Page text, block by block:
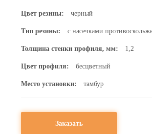
Цвет резины: черный
Тип резины: с насечками
Толщина стенки профиля, мм: 1,2
Цвет профиля: бесцветный
Место установки: тамбур
Заказать